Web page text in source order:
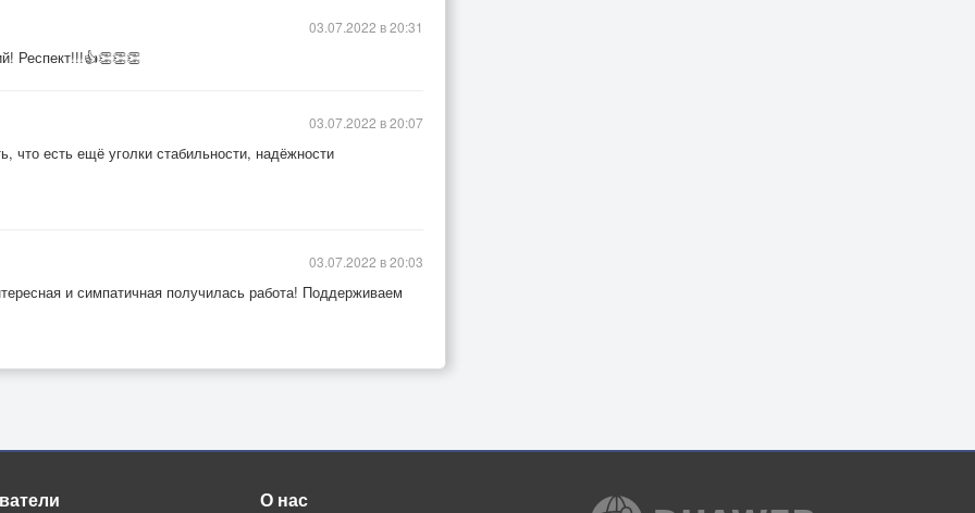
Респект!!!👍👏👏👏
03.07.2022 в 20:31
что есть ещё уголки стабильности, надёжности
03.07.2022 в 20:07
и симпатичная получилась работа! Поддерживаем
03.07.2022 в 20:03
О нас